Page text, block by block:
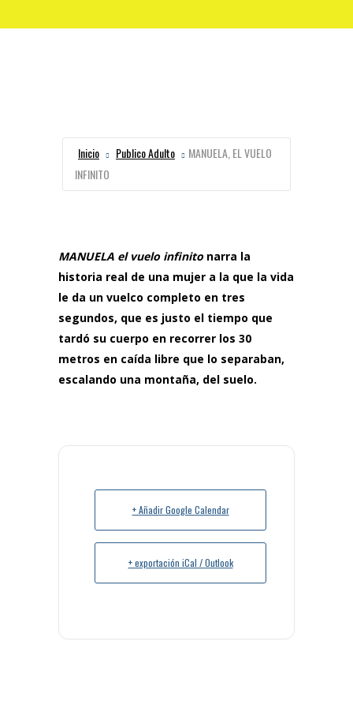
Inicio Publico Adulto
MANUELA, EL VUELO
INFINITO
MANUELA el vuelo infinito narra la
historia real de una mujer a la que la vida
le da un vuelco completo en tres
segundos, que es justo el tiempo que
tardó su cuerpo en recorrer los 30
metros en caída libre que lo separaban,
escalando una montaña, del suelo.
+ Añadir Google Calendar
+ exportación iCal / Outlook